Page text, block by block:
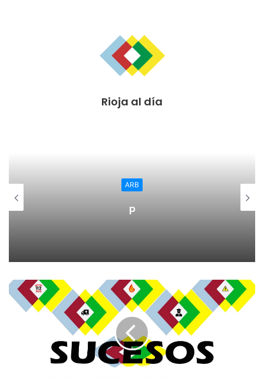
y dialogar con los alcaldes como máximos conocedores de
las necesidades y urgencias de cada localidad para, de
esta forma, poder articular las políticas más acertadas
disposición de los alcaldes de la comarca a los miembros
Tras la intervención inicial de la presidenta, los alcaldes
han expuesto alguna de las necesidades de la zona. Los
cuestiones y concienciar a la ciudadanía de los plazos que
conllevan algunos procesos; cercionarse de que los
procedimientos son los adecuados o solventar problemas
técnicos e informáticos.
También se ha advertido de la necesidad de hacer un
Rioja al día
ARB
p